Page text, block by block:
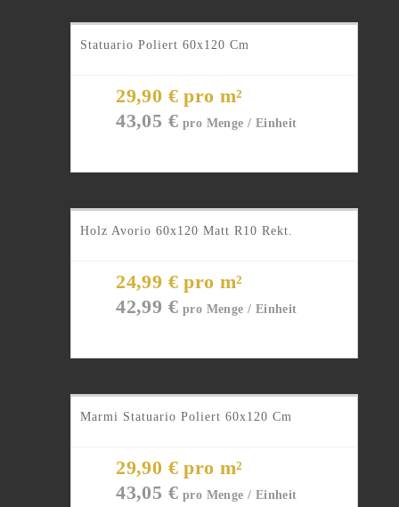
Statuario Poliert 60x120 Cm
29,90 € pro m²
43,05 €
Holz Avorio 60x120 Matt R10 Rekt.
24,99 € pro m²
42,99 €
Marmi Statuario Poliert 60x120 Cm
29,90 € pro m²
43,05 €